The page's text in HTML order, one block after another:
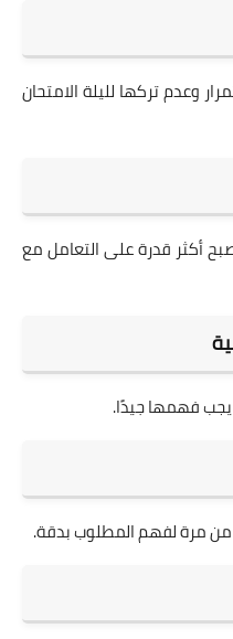
وعدم تركها لليلة الامتحان
أكثر قدرة على التعامل مع
يجب فهمها جيدًا.